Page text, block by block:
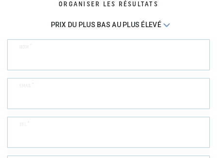
ORGANISER LES RÉSULTATS
NOM *
EMAIL *
*